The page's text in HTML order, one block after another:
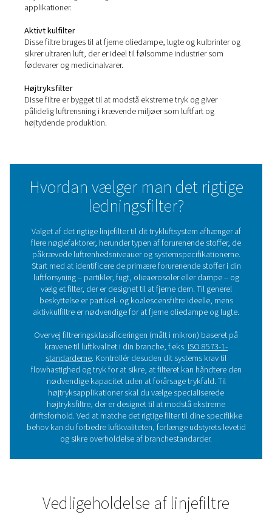
HP 350 højtryksfiltre
HP 350 højtryksfiltre leverer exceptionel luftrenhed og
til systemer op til 350 bar (5075 psi). Med holdbare
stål og avanceret filtrering sikrer de sikker, effektiv
krævende forhold, beskytter udstyr og
systemeffektiviteten.